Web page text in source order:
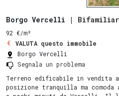
Borgo Vercelli |
92 €/m²
VALUTA questo immobile
Borgo Vercelli
Segnala un problema
Terreno edificabile in vendita
posizione tranquilla ma